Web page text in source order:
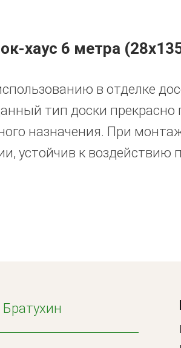
хаус 6 метра
в отделке
тип доски
назначения. При
устойчив к воздействию